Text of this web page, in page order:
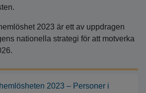
2023 är ett av uppdragen
nationella strategi för att motverka
2023 – Personer i